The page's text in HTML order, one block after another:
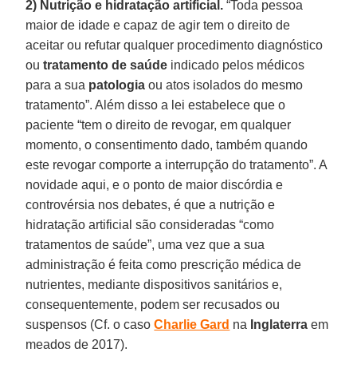
2) Nutrição e hidratação artificial. “Toda pessoa
maior de idade e capaz de agir tem o direito de
aceitar ou refutar qualquer procedimento diagnóstico
outratamento de saúde indicado pelos médicos
para a sua patologia ou atos isolados do mesmo
tratamento”. Além disso a lei estabelece que o
paciente “tem o direito de revogar, em qualquer
momento, o consentimento dado, também quando
este revogar comporte a interrupção do tratamento”. A
novidade aqui, e o ponto de maior discórdia e
controvérsia nos debates, é que a nutrição e
hidratação artificial são consideradas “como
tratamentos de saúde”, uma vez que a sua
administração é feita como prescrição médica de
nutrientes, mediante dispositivos sanitários e,
consequentemente, podem ser recusados ou
suspensos (Cf. o casoCharlie Gard na Inglaterra em
meados de 2017).